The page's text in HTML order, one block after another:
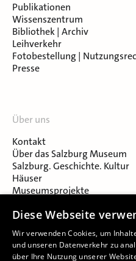
Publikationen
Wissenszentrum
Bibliothek | Archiv
Leihverkehr
Fotobestellung |
Presse
Über uns
Kontakt
Über das Salzburg Museum
Salzburg. Geschichte. Kultur
Häuser
Museumsprojekte
Museumsverein Celtic
Diese Webseite
Wir verwenden Cookies, um
und unseren Datenverkehr zu
über Ihre Nutzung unserer